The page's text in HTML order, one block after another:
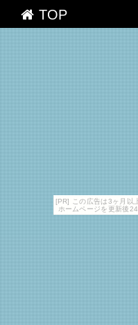
[PR] この広告は3ヶ月以
ホームページを更新後
TOP